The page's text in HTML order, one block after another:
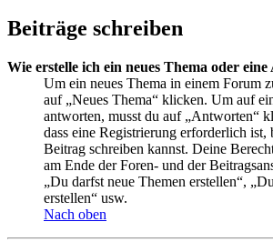
Beiträge schreiben
Wie erstelle ich ein neues Thema oder
Um ein neues Thema in einem Forum
auf „Neues Thema“ klicken. Um auf
antworten, musst du auf „Antworten“
dass eine Registrierung erforderlich ist,
Beitrag schreiben kannst. Deine
am Ende der Foren- und der
„Du darfst neue Themen erstellen“,
erstellen“ usw.
Nach oben